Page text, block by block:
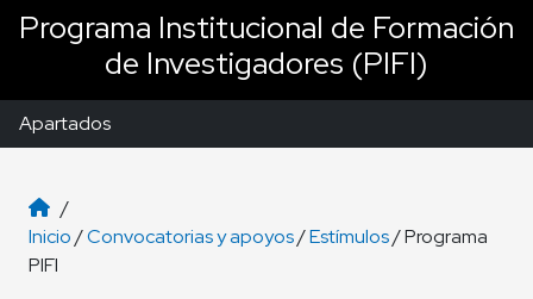
Programa Institucional de Formación
de Investigadores (PIFI)
Apartados
/
Inicio/Convocatorias y apoyos/Estímulos/ Programa
PIFI